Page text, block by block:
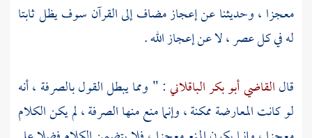
معجزا ، وحديثنا عن إعجاز مضاف إلى القرآن سوف يظل ثابتا
له في كل عصر ، لا عن إعجاز الله .
قالالقاضي أبو بكر الباقلاني: " ومما يبطل القول بالصرفة ، أنه
لو كانت المعارضة ممكنة ، وإنما منع منها الصرفة ، لم يكن الكلام